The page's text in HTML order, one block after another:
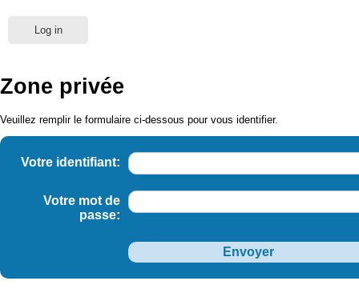
Log in
Zone privée
Veuillez remplir le formulaire ci-dessous pour vous identifier.
Votre identifiant:
Votre mot de
passe: